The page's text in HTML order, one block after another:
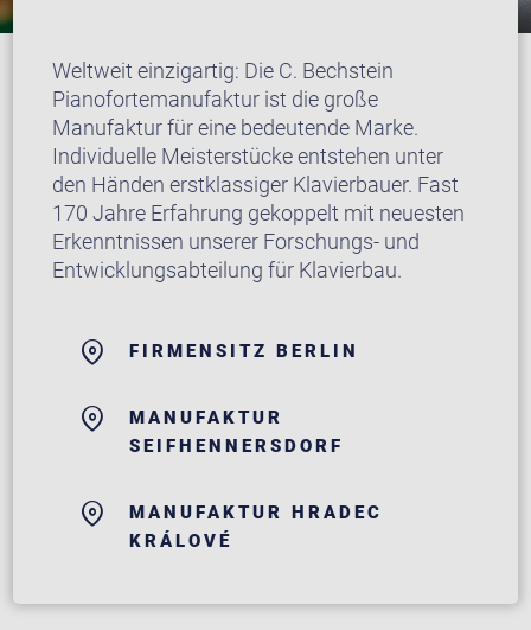
Weltweit einzigartig: Die C. Bechstein
Pianofortemanufaktur ist die große
Manufaktur für eine bedeutende Marke.
Individuelle Meisterstücke entstehen unter
den Händen erstklassiger Klavierbauer. Fast
170 Jahre Erfahrung gekoppelt mit neuesten
Erkenntnissen unserer Forschungs- und
Entwicklungsabteilung für Klavierbau.
FIRMENSITZ BERLIN
MANUFAKTUR
SEIFHENNERSDORF
MANUFAKTUR HRADEC
KRÁLOVÉ